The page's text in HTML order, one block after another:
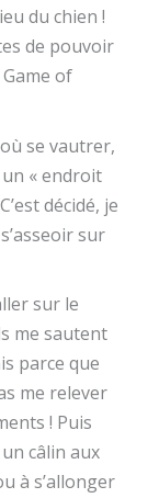
du chien !
de pouvoir
of
se vautrer,
« endroit
décidé, je
sur
sur le
me sautent
parce que
me relever
! Puis
câlin aux
à s’allonger